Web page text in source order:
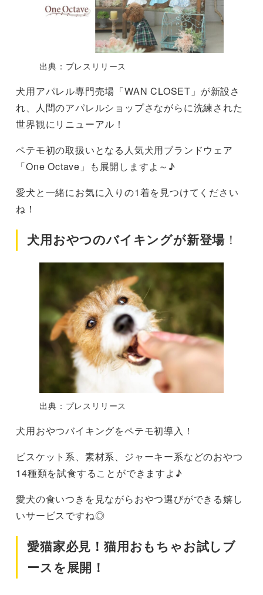
出典：プレスリリース
犬用アパレル専門売場「WAN CLOSET」が新設さ
れ、人間のアパレルショップさながらに洗練された
世界観にリニューアル！
ペテモ初の取扱いとなる人気犬用ブランドウェア
「One Octave」も展開しますよ～♪
愛犬と一緒にお気に入りの1着を見つけてください
ね！
犬用おやつのバイキングが新登場 ！
出典：プレスリリース
犬用おやつバイキングをペテモ初導入！
ビスケット系、素材系、ジャーキー系などのおやつ
14種類を試食することができますよ♪
愛犬の食いつきを見ながらおやつ選びができる嬉し
いサービスですね◎
愛猫家必見！猫用おもちゃお試しブ
ースを展開！